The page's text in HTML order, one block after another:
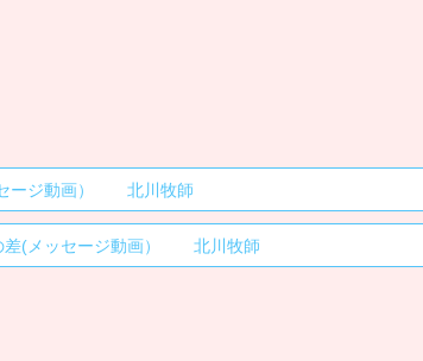
ージ動画） 北川牧師
差(メッセージ動画） 北川牧師